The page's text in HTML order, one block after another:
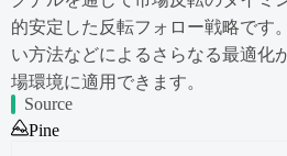
的安定した反転フォロー戦略です
い方法などによるさらなる最適化
場環境に適用できます。
Source
Pine